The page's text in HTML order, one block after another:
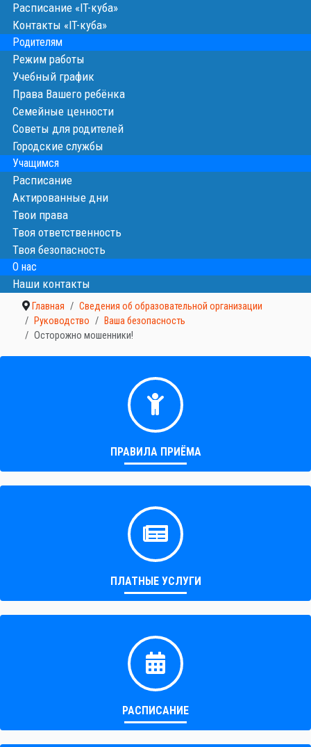
Расписание «IT-куба»
Контакты «IT-куба»
Родителям
Режим работы
Учебный график
Права Вашего ребёнка
Семейные ценности
Cоветы для родителей
Городские службы
Учащимся
Расписание
Актированные дни
Твои права
Твоя ответственность
Твоя безопасность
О нас
Наши контакты
Главная
Сведения об образовательной организации
Руководство
Ваша безопасность
Осторожно мошенники!
ПРАВИЛА ПРИЁМА
ПЛАТНЫЕ УСЛУГИ
РАСПИСАНИЕ